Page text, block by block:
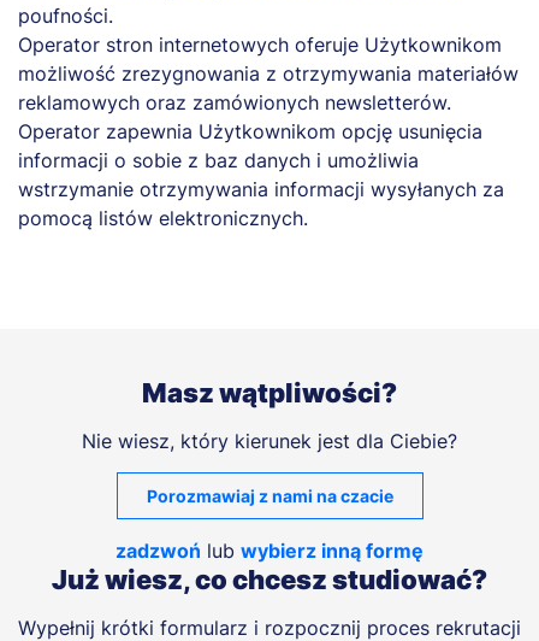
poufności.
Operator stron internetowych oferuje Użytkownikom
możliwość zrezygnowania z otrzymywania materiałów
reklamowych oraz zamówionych newsletterów.
Operator zapewnia Użytkownikom opcję usunięcia
informacji o sobie z baz danych i umożliwia
wstrzymanie otrzymywania informacji wysyłanych za
pomocą listów elektronicznych.
Masz wątpliwości?
Nie wiesz, który kierunek jest dla Ciebie?
Porozmawiaj z nami na czacie
zadzwoń lub wybierz inną formę
Już wiesz, co chcesz studiować?
Wypełnij krótki formularz i rozpocznij proces rekrutacji